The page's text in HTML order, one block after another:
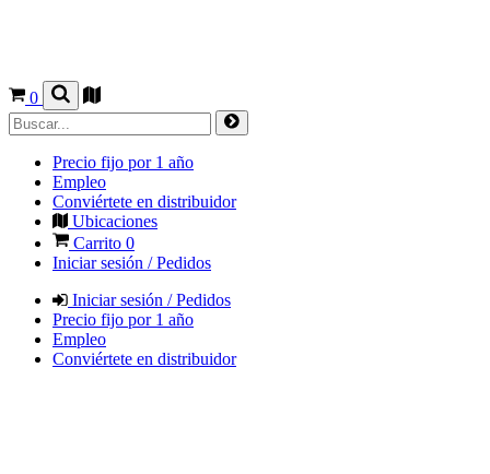
0
Precio fijo por 1 año
Empleo
Conviértete en distribuidor
Ubicaciones
Carrito 0
Iniciar sesión / Pedidos
Iniciar sesión / Pedidos
Precio fijo por 1 año
Empleo
Conviértete en distribuidor